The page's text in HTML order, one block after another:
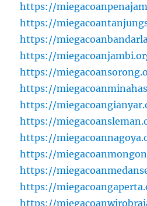
https://
https://
https://
https://
https://
https://
https://
https://
https://
https://
https://
https://
https://